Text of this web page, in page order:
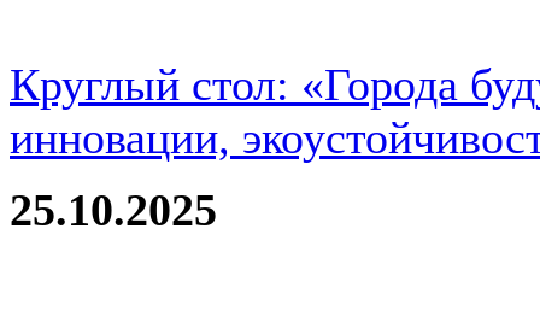
Круглый стол: «Города
инновации,
25.10.2025